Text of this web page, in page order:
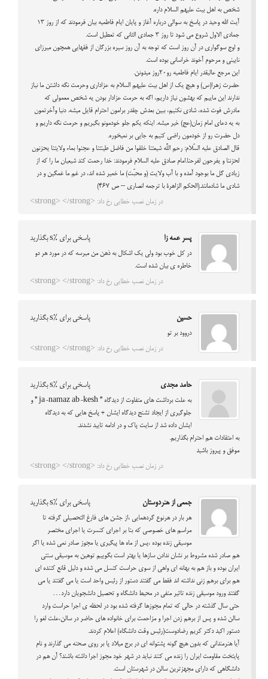
شخص به اهل بیت علیهم السلام داره.
آیت الله وحید در پاسخ به سوالی درباره آغاز و پایان ایام فاطمیه بیان فرمودند که از روز ۱۳
جمادی الاول شروع می شود تا روز ۳ جمادی الثانی که تعطیل است.
و اوج سوگواری در آن روز است که توجه به آن روز سیره بزرگان از فقهایی همچون میرزای
نایینی و مرحوم آخوند خراسانی بوده است.
این مرجع عالیقدر ایام فاطمیه رو20روز میدونن.
حضرت زهرا(س) و هیچ یک از اهل بیت علیهم السلام به عزاداری وحرمت نگه داشتن ما نیاز
ندارند این ماییم که بهشون نیاز داریم، اگه به حرمت عزادار بودن یه شخص معمولی که
مادرش فوت شده، شادی نکنیم، ببین بعدش چقدر برامون احترام قایل میشه. دنیا وآخرتمون
به یه دعای امام زمان(عج) خیر میشه. اینکه یکم جلو خودمونو بگیریم و حرمت نگه داریم و
دل حضرت رو از خودمون راضی کنیم به جایی بر نمیخوره.
قال الصادق عليه السّلام: رحم اللَّه شيعتنا خلقوا من فاضل طينتنا و عجنوا بماء ولايتنا يحزنون
لحزننا و يفرحون لفرحنا.امام صادق عليه السلام فرمودند: خدا رحمت كند شيعيان ما را كه از
زيادى گل ما بوجود آمده و با آب ولايت (و محبّت) ما خمير شده‏ اند، در غم ما غمگين و در
شادى ما شادمانند.(الحكم الزاهرة با ترجمه انصارى – ص 467)
در زمان نصب خطایی رخ داد: <strong> </strong>
پسر عمه زا پاسخی برای %s بگذارید
در کل خوب بود ولی یک اشکال به ذهن من میرسه که در مورد هر دو
خاطره ی بیان شده است.
در زمان نصب خطایی رخ داد: <strong> </strong>
حسین پاسخی برای %s بگذارید
دروود بر تو
در زمان نصب خطایی رخ داد: <strong> </strong>
حامد مجدی پاسخی برای %s بگذارید
به علت برداشت های متفاوت از دیدگاه ” ja-namaz ab-kesh ” و
جلوگیری از ایجاد تشنج دیدگاه ایشان + پاسخ هایی که به دیدگاه
ایشان داده شد از سایت پاک و در ادامه تایید نشدند.
به اعتقادات هم احترام بگذاریم.
موفق و پیروز باشید
در زمان نصب خطایی رخ داد: <strong> </strong>
جمعی از هنردوستان پاسخی برای %s بگذارید
هر بار در هرنوع گردهمایی ،از جشن های فارغ التحصیلی گرفته تا
مراسم های خصوصی که بنا بر اجرای کنسرت یا اجرای مختصر
موسیقی زنده بوده ،پس از ماه ها پیگیری یا مجوز صادر نمی شده یا اگر
هم صادر شده مشروط بر نشان ندادن سازها یا بهتر است بگوییم توهین به موسیقی سنتی
ایران بوده و باز هم به بهانه ای واهی از سوی حراست کنسل می شده و دلیل قانع کننده ای
هم برای برهم زنی نداشته اند فقط می گفتند دستور از رئیس واحد است یا می گفتند یا می
گفتند ورود موسیقی زنده تاثیر منفی در محیط دانشگاه و تحصیل دانشجویان دارد…
حتی سال گذشته در حالی که تمام مجوزها گرفته شده بود در لحظه ی اجرا حراست وارد
سالن شده و پس از برهم زدن اجرا و مزاحمت برای خانواده های حاضر در سالن،علت لغو را
دستور اکید دکتر کریم رضادوست(رئیس وقت دانشگاه) اعلام کردند.
آیا هنرمندانی که بدون هیچ گونه پشتوانه ای در برج میلاد پا بر روی صحنه می گذارند و نام
پایتخت مقاومت ایران را زنده می کنند نباید در شهر خود مجوز اجرا داشته باشند؟ آن هم در
دانشگاهی که دارای مجهزترین سالن در شهرستان است.